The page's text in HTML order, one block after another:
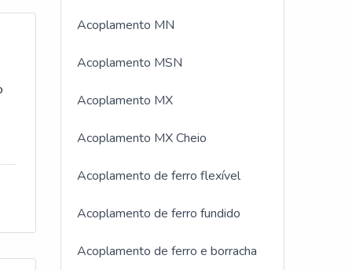
Acoplamento MN
Acoplamento MSN
Acoplamento MX
Acoplamento MX Cheio
Acoplamento de ferro flexível
Acoplamento de ferro fundido
Acoplamento de ferro e borracha